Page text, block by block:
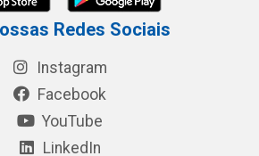
Redes Sociais
Instagram
Facebook
YouTube
LinkedIn